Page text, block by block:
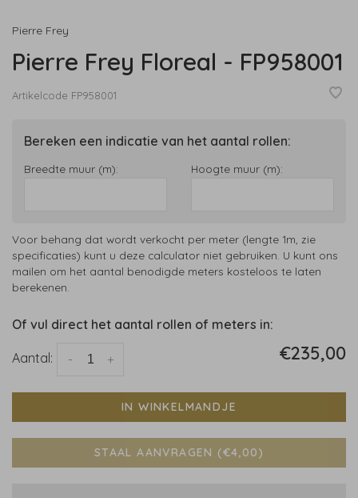
Pierre Frey
Pierre Frey Floreal - FP958001
Artikelcode FP958001
Bereken een indicatie van het aantal rollen:
Breedte muur (m): Hoogte muur (m):
Voor behang dat wordt verkocht per meter (lengte 1m, zie
specificaties) kunt u deze calculator niet gebruiken. U kunt ons
mailen om het aantal benodigde meters kosteloos te laten
berekenen.
Of vul direct het aantal rollen of meters in:
Aantal: +
- €235,00
IN WINKELMANDJE
STAAL AANVRAGEN (€4,00)